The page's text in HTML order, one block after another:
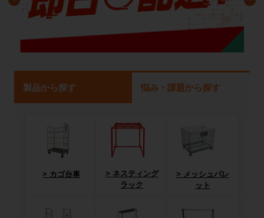
製品から探す 悩み・課題から探す
カゴ台車
ネスティング
ラック
メッシュパレ
ット